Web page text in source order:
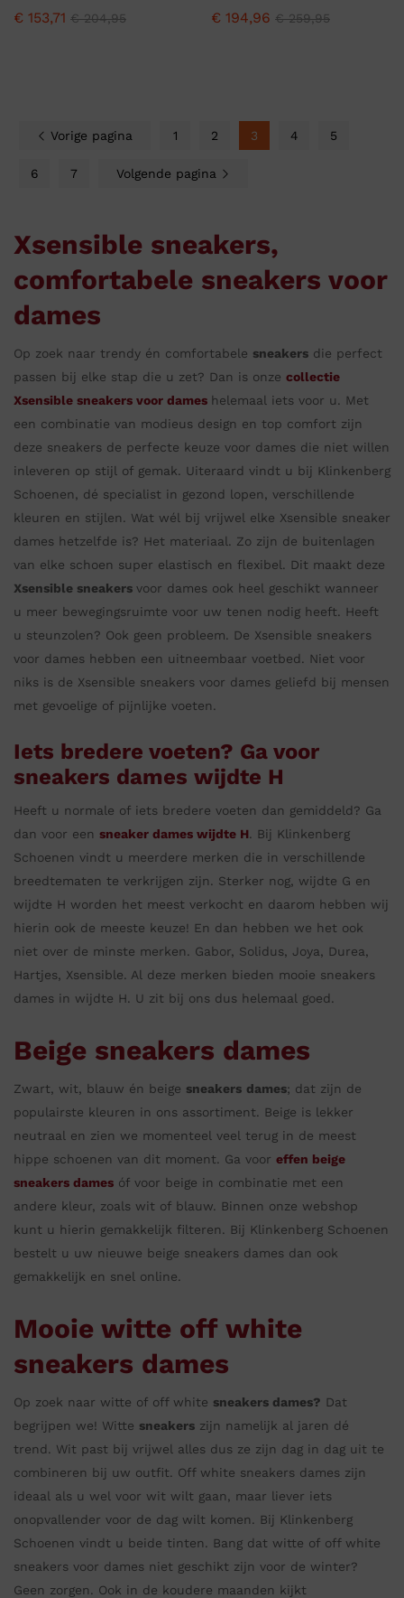
€ 153,71 €204,95 € 194,96 €259,95
Vorige pagina 1 2 3 4 5
6 7 Volgende pagina
Xsensible sneakers,
comfortabele sneakers voor
dames
Op zoek naar trendy én comfortabele sneakers die perfect
passen bij elke stap die u zet? Dan is onze collectie
Xsensible sneakers voor dames helemaal iets voor u. Met
een combinatie van modieus design en top comfort zijn
deze sneakers de perfecte keuze voor dames die niet willen
inleveren op stijl of gemak. Uiteraard vindt u bij Klinkenberg
Schoenen, dé specialist in gezond lopen, verschillende
kleuren en stijlen. Wat wél bij vrijwel elke Xsensible sneaker
dames hetzelfde is? Het materiaal. Zo zijn de buitenlagen
van elke schoen super elastisch en flexibel. Dit maakt deze
Xsensible sneakers voor dames ook heel geschikt wanneer
u meer bewegingsruimte voor uw tenen nodig heeft. Heeft
u steunzolen? Ook geen probleem. De Xsensible sneakers
voor dames hebben een uitneembaar voetbed. Niet voor
niks is de Xsensible sneakers voor dames geliefd bij mensen
met gevoelige of pijnlijke voeten.
Iets bredere voeten? Ga voor
sneakers dames wijdte H
Heeft u normale of iets bredere voeten dan gemiddeld? Ga
dan voor een sneaker dames wijdte H. Bij Klinkenberg
Schoenen vindt u meerdere merken die in verschillende
breedtematen te verkrijgen zijn. Sterker nog, wijdte G en
wijdte H worden het meest verkocht en daarom hebben wij
hierin ook de meeste keuze! En dan hebben we het ook
niet over de minste merken. Gabor, Solidus, Joya, Durea,
Hartjes, Xsensible. Al deze merken bieden mooie sneakers
dames in wijdte H. U zit bij ons dus helemaal goed.
Beige sneakers dames
Zwart, wit, blauw én beige sneakers dames; dat zijn de
populairste kleuren in ons assortiment. Beige is lekker
neutraal en zien we momenteel veel terug in de meest
hippe schoenen van dit moment. Ga voor effen beige
sneakers dames óf voor beige in combinatie met een
andere kleur, zoals wit of blauw. Binnen onze webshop
kunt u hierin gemakkelijk filteren. Bij Klinkenberg Schoenen
bestelt u uw nieuwe beige sneakers dames dan ook
gemakkelijk en snel online.
Mooie witte off white
sneakers dames
Op zoek naar witte of off white sneakers dames? Dat
begrijpen we! Witte sneakers zijn namelijk al jaren dé
trend. Wit past bij vrijwel alles dus ze zijn dag in dag uit te
combineren bij uw outfit. Off white sneakers dames zijn
ideaal als u wel voor wit wilt gaan, maar liever iets
onopvallender voor de dag wilt komen. Bij Klinkenberg
Schoenen vindt u beide tinten. Bang dat witte of off white
sneakers voor dames niet geschikt zijn voor de winter?
Geen zorgen. Ook in de koudere maanden kijkt